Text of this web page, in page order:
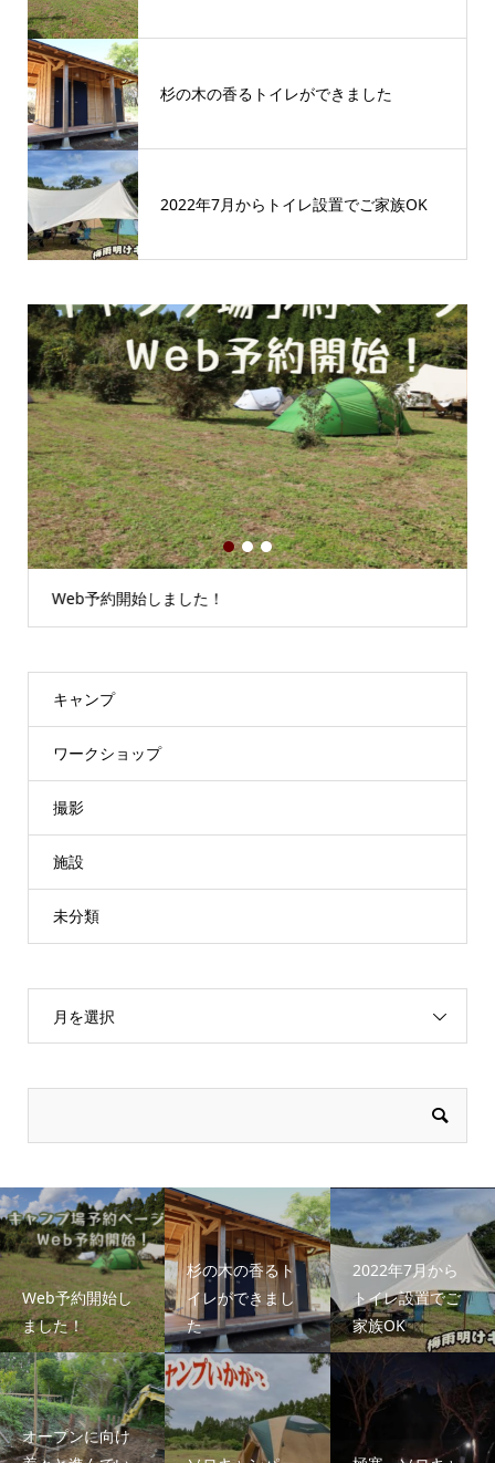
杉の木の香るトイレができました
2022年7月からトイレ設置でご家族OK
Web予約開始しました！
1 2 3
キャンプ
ワークショップ
撮影
施設
未分類
月を選択
Web予約開始し
ました！
杉の木の香るト
イレができまし
た
2022年7月から
トイレ設置でご
家族OK
オープンに向け